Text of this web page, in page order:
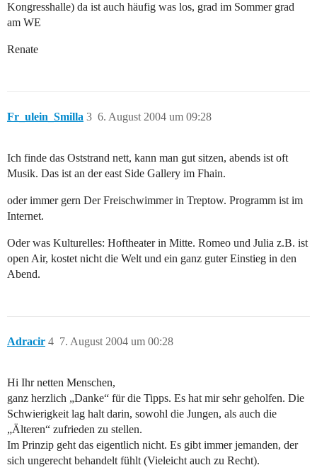
Kongresshalle) da ist auch häufig was los, grad im Sommer grad
am WE
Renate
Fr_ulein_Smilla 6. August 2004 um 09:28
3
Ich finde das Oststrand nett, kann man gut sitzen, abends ist oft
Musik. Das ist an der east Side Gallery im Fhain.
oder immer gern Der Freischwimmer in Treptow. Programm ist im
Internet.
Oder was Kulturelles: Hoftheater in Mitte. Romeo und Julia z.B. ist
open Air, kostet nicht die Welt und ein ganz guter Einstieg in den
Abend.
Adracir 7. August 2004 um 00:28
4
Hi Ihr netten Menschen,
ganz herzlich „Danke“ für die Tipps. Es hat mir sehr geholfen. Die
Schwierigkeit lag halt darin, sowohl die Jungen, als auch die
„Älteren“ zufrieden zu stellen.
Im Prinzip geht das eigentlich nicht. Es gibt immer jemanden, der
sich ungerecht behandelt fühlt (Vieleicht auch zu Recht).